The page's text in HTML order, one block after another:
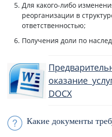
Для какого-либо
реорганизации в
ответственностью;
Получения доли по
оказание
DOCX
Какие документы